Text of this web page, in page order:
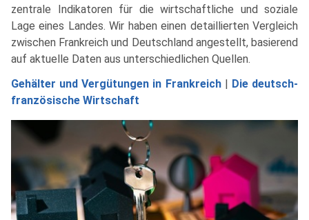
zentrale Indikatoren für die wirtschaftliche und soziale
Lage eines Landes. Wir haben einen detaillierten Vergleich
zwischen Frankreich und Deutschland angestellt, basierend
auf aktuelle Daten aus unterschiedlichen Quellen.
Gehälter und Vergütungen in Frankreich| Die deutsch-
französische Wirtschaft